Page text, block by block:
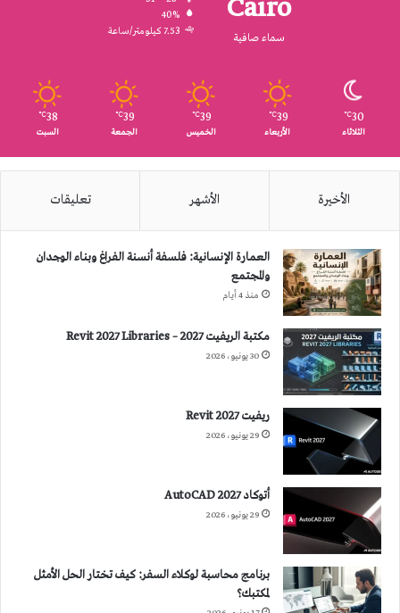
Cairo
سماء صافية
40%
7.53 كيلومتر/ساعة
30
℃
الثلاثاء
39
℃
الأربعاء
39
℃
الخميس
39
℃
الجمعة
38
℃
السبت
الأخيرة الأشهر تعليقات
العمارة الإنسانية: فلسفة أنسنة الفراغ وبناء الوجدان
والمجتمع
منذ 4 أيام
مكتبة الريفيت 2027 – Revit 2027 Libraries
30 يونيو، 2026
ريفيت 2027 Revit
29 يونيو، 2026
أتوكاد 2027 AutoCAD
29 يونيو، 2026
برنامج محاسبة لوكلاء السفر: كيف تختار الحل الأمثل
لمكتبك؟